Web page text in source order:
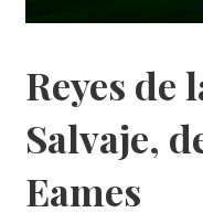
Reyes de
Salvaje,
Eames